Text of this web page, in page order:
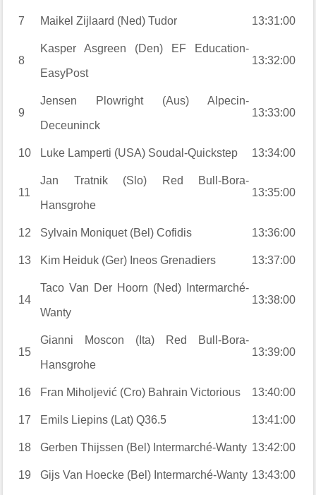
7 Maikel Zijlaard (Ned) Tudor 13:31:00
8
Kasper Asgreen (Den) EF Education-
EasyPost
13:32:00
9
Jensen Plowright (Aus) Alpecin-
Deceuninck
13:33:00
10 Luke Lamperti (USA) Soudal-Quickstep 13:34:00
11
Jan Tratnik (Slo) Red Bull-Bora-
Hansgrohe
13:35:00
12 Sylvain Moniquet (Bel) Cofidis 13:36:00
13 Kim Heiduk (Ger) Ineos Grenadiers 13:37:00
14
Taco Van Der Hoorn (Ned) Intermarché-
Wanty
13:38:00
15
Gianni Moscon (Ita) Red Bull-Bora-
Hansgrohe
13:39:00
16 Fran Miholjević (Cro) Bahrain Victorious 13:40:00
17 Emils Liepins (Lat) Q36.5 13:41:00
18 Gerben Thijssen (Bel) Intermarché-Wanty 13:42:00
19 Gijs Van Hoecke (Bel) Intermarché-Wanty 13:43:00